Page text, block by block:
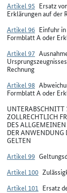
Artikel 95 Ersatz
Erklärungen auf der
Artikel 96 Einfuhr
Formblatt A oder
Artikel 97
Rechnung
Artikel 98
Formblatt A oder
UNTERABSCHNITT
ZOLLRECHTLICH
DES
DER ANWENDUNG
GELTEN
Artikel 99
Artikel 100
Artikel 101 Ersatz